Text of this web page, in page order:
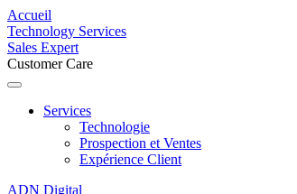
Accueil
Technology Services
Sales Expert
Customer Care
Services
Technologie
Prospection et Ventes
Expérience Client
ADN Digital